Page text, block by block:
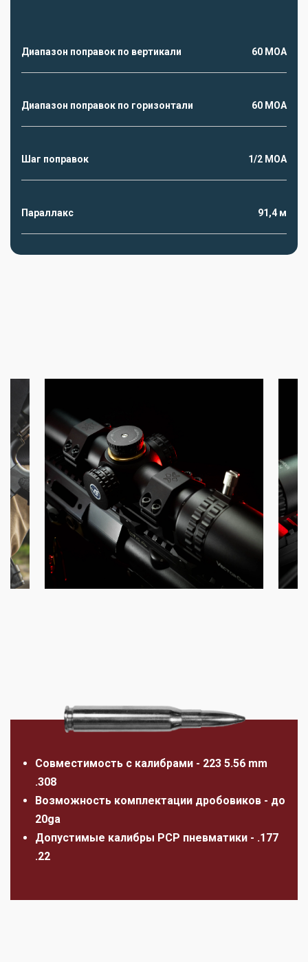
Диапазон поправок по вертикали 60 МОА
Диапазон поправок по горизонтали 60 МОА
Шаг поправок 1/2 MOA
Параллакс 91,4 м
Совместимость с калибрами - 223 5.56 mm
.308
Возможность комплектации дробовиков - до
20ga
Допустимые калибры PCP пневматики - .177
.22